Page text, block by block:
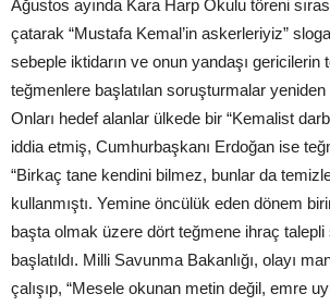
Ağustos ayında Kara Harp Okulu töreni
çatarak “Mustafa Kemal’in askerleriyiz”
sebeple iktidarın ve onun yandaşı gericilerin
teğmenlere başlatılan soruşturmalar
Onları hedef alanlar ülkede bir “Kemalist
iddia etmiş, Cumhurbaşkanı Erdoğan ise
“Birkaç tane kendini bilmez, bunlar da
kullanmıştı. Yemine öncülük eden dönem
başta olmak üzere dört teğmene ihraç
başlatıldı. Milli Savunma Bakanlığı, olayı
çalışıp, “Mesele okunan metin değil, emre